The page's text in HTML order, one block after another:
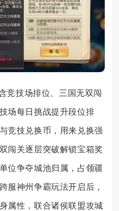
竞技场排位、三国无双闯
场每日挑战提升段位排
竞技兑换币，用来兑换强
闯关逐层突破解锁宝箱奖
位争夺城池归属，占领疆
服神州争霸玩法开启后，
属性，联合诸侯联盟攻城